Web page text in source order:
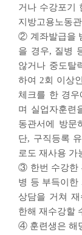
거나 수강포기
지방고용노동
② 계좌발급을
을 경우, 질병
않거나 중도탈
하여 2회 이상
체크를 한 경우
며 실업자훈련
동관서에 방문
단, 구직등록
로도 재사용 가
③ 한번 수강한
병 등 부득이한
상담을 거쳐 재
한해 재수강할
④ 훈련생은 해